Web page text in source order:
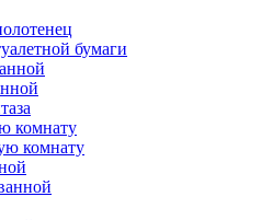
бумаги
комнату
комнату